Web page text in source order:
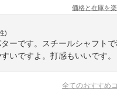
価格と在庫を
)
ーです。スチールシャフト
いですよ。打感もいいです。
全てのおすすめ